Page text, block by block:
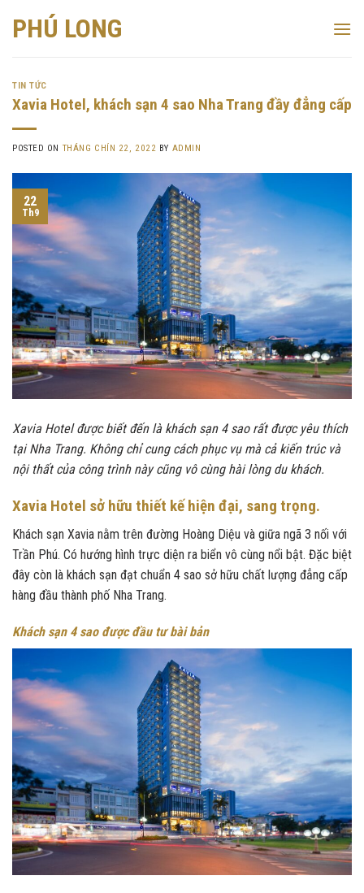
PHÚ LONG
TIN TỨC
Xavia Hotel, khách sạn 4 sao Nha Trang đầy đẳng cấp
POSTED ON THÁNG CHÍN 22, 2022 BY ADMIN
22
Th9
Xavia Hotel được biết đến là khách sạn 4 sao rất được yêu thích
tại Nha Trang. Không chỉ cung cách phục vụ mà cả kiến trúc và
nội thất của công trình này cũng vô cùng hài lòng du khách.
Xavia Hotel sở hữu thiết kế hiện đại, sang trọng.
Khách sạn Xavia nằm trên đường Hoàng Diệu và giữa ngã 3 nối với
Trần Phú. Có hướng hình trực diện ra biển vô cùng nổi bật. Đặc biệt
đây còn là khách sạn đạt chuẩn 4 sao sở hữu chất lượng đẳng cấp
hàng đầu thành phố Nha Trang.
Khách sạn 4 sao được đầu tư bài bản